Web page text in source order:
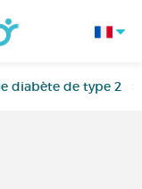
diabète de type 2